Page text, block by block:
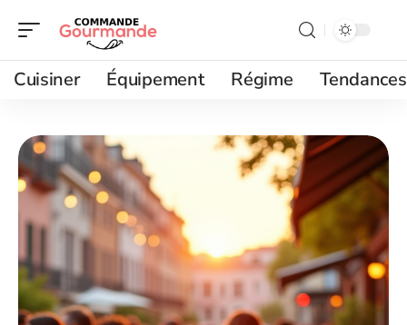
Cuisiner Équipement Régime Tendances